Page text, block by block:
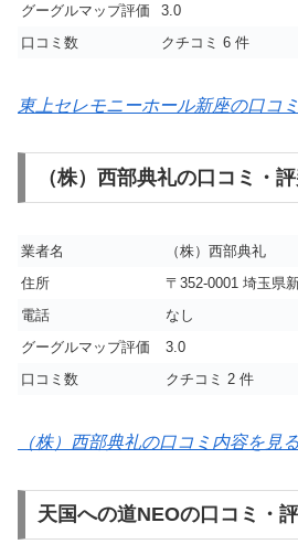
グーグルマップ評価
3.0
口コミ数
クチコミ 6 件
東上セレモニーホール新座の口コ
（株）西部典礼の口コミ・
業者名
（株）西部典礼
住所
〒352-0001 埼玉県
電話
なし
グーグルマップ評価
3.0
口コミ数
クチコミ 2 件
（株）西部典礼の口コミ内容を見る
天国への道NEOの口コミ・